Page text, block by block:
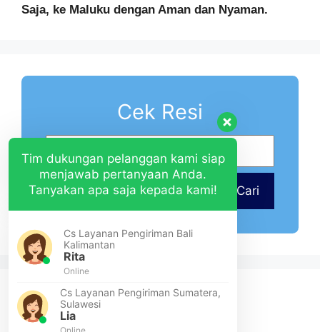
Saja, ke Maluku dengan Aman dan Nyaman.
Cek Resi
Cari
Tim dukungan pelanggan kami siap
menjawab pertanyaan Anda.
Tanyakan apa saja kepada kami!
Cs Layanan Pengiriman Bali
Kalimantan
Rita
Online
Cs Layanan Pengiriman Sumatera,
Sulawesi
Lia